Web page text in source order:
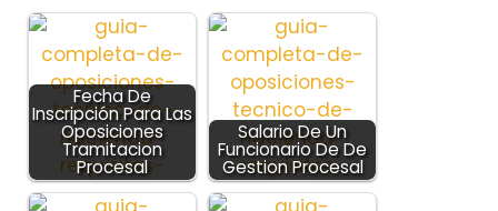
Fecha De
Inscripción Para Las
Oposiciones
Tramitacion
Procesal
Salario De Un
Funcionario De De
Gestion Procesal